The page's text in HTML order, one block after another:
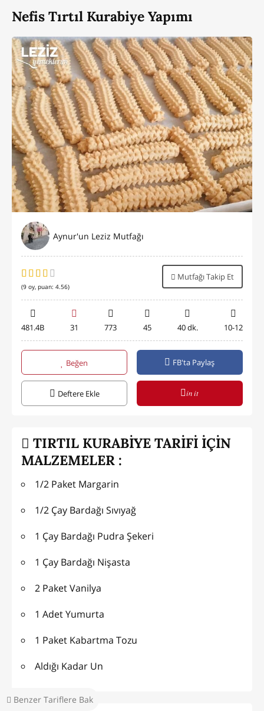
Benzer Tariflere Bak
Nefis Tırtıl Kurabiye Yapımı
Aynur'un Leziz Mutfağı
(9 oy, puan: 4.56)
Mutfağı Takip Et
481.4B 31 773 45 40 dk. 10-12
Beğen FB'ta Paylaş
Deftere Ekle in it
TIRTIL KURABİYE TARİFİ İÇİN
MALZEMELER :
1/2 Paket Margarin
1/2 Çay Bardağı Sıvıyağ
1 Çay Bardağı Pudra Şekeri
1 Çay Bardağı Nişasta
2 Paket Vanilya
1 Adet Yumurta
1 Paket Kabartma Tozu
Aldığı Kadar Un